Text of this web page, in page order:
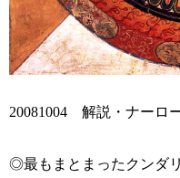
20081004 解説・ナーロ
◎最もまとまったクンダ